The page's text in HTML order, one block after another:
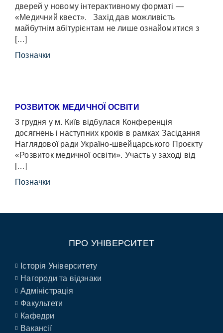
дверей у новому інтерактивному форматі —
«Медичний квест». Захід дав можливість
майбутнім абітурієнтам не лише ознайомитися з
[…]
Позначки
РОЗВИТОК МЕДИЧНОЇ ОСВІТИ
3 грудня у м. Київ відбулася Конференція
досягнень і наступних кроків в рамках Засідання
Наглядової ради Україно-швейцарського Проєкту
«Розвиток медичної освіти». Участь у заході від
[…]
Позначки
ПРО УНІВЕРСИТЕТ
Історія Університету
Нагороди та відзнаки
Адміністрація
Факультети
Кафедри
Вакансії